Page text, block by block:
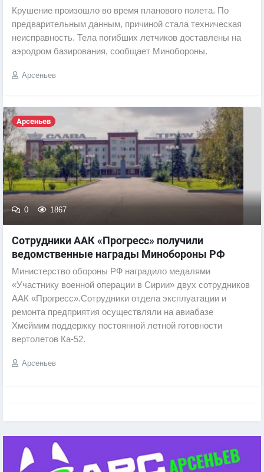
Крушение произошло во время планового полета. По
предварительным данным, причиной стала техническая
неисправность. Тела погибших летчиков доставлены на
аэродром базирования, сообщает Минобороны.
Арсеньев
Арсеньев
0 1867
Сотрудники ААК «Прогресс» получили
ведомственные награды Минобороны РФ
Министерство обороны РФ наградило медалями
«Участнику военной операции в Сирии» двух сотрудников
ААК «Прогресс».Сотрудники отдела эксплуатации и
ремонта предприятия осуществляли на авиабазе
Хмеймим поддержку постоянной летной готовности
вертолетов Ка-52.
Арсеньев